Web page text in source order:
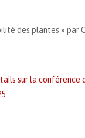
des plantes » par
sur la conférence